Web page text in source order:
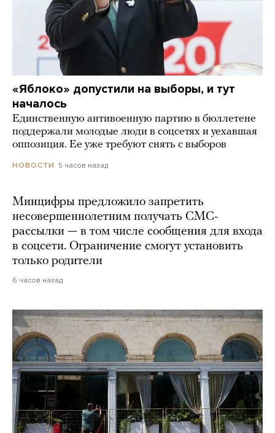
«Яблоко» допустили на выборы, и тут
началось
Единственную антивоенную партию в бюллетене
поддержали молодые люди в соцсетях и уехавшая
оппозиция. Ее уже требуют снять с выборов
НОВОСТИ 5 часов назад
Минцифры предложило запретить
несовершеннолетним получать СМС-
рассылки — в том числе сообщения для входа
в соцсети. Ограничение смогут установить
только родители
6 часов назад